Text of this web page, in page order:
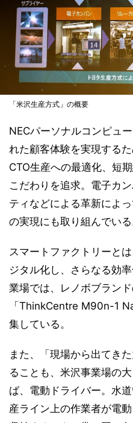
「米沢生産方式」の概要
NECパーソナルコンピュ
れた顧客体験を実現する
CTO生産への最適化、短
こだわりを追求。電子カ
ティなどによる革新によ
の実現にも取り組んでいる
スマートファクトリーと
ジタル化し、さらなる効
業場では、レノボブラン
「ThinkCentre M90n-1
集している。
また、「現場から出てき
ることも、米沢事業場の
ば、電動ドライバー。水
産ライン上の作業者が電